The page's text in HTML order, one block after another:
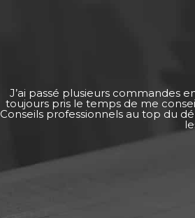
J’ai passé plusieurs commandes
toujours pris le temps de me
Conseils professionnels au top du